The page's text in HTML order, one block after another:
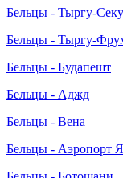
Бельцы - Тыргу-
Бельцы - Тыргу-
Бельцы - Будапешт
Бельцы - Аджд
Бельцы - Вена
Бельцы - Аэропорт